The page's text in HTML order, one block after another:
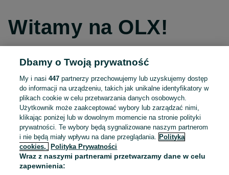
Witamy na OLX!
Kontynuuj przez Facebooka
Kontynuuj przez konto Apple
Kontynuuj przez konto Google
LUB
Dbamy o Twoją prywatność
My i nasi447 partnerzy przechowujemy lub uzyskujemy dostęp
do informacji na urządzeniu, takich jak unikalne identyfikatory w
plikach cookie w celu przetwarzania danych osobowych.
Użytkownik może zaakceptować wybory lub zarządzać nimi,
klikając poniżej lub w dowolnym momencie na stronie polityki
prywatności. Te wybory będą sygnalizowane naszym partnerom
i nie będą miały wpływu na dane przeglądania.
Polityka
cookies,
Polityka Prywatności
Wraz z naszymi partnerami przetwarzamy dane w celu
zapewnienia: